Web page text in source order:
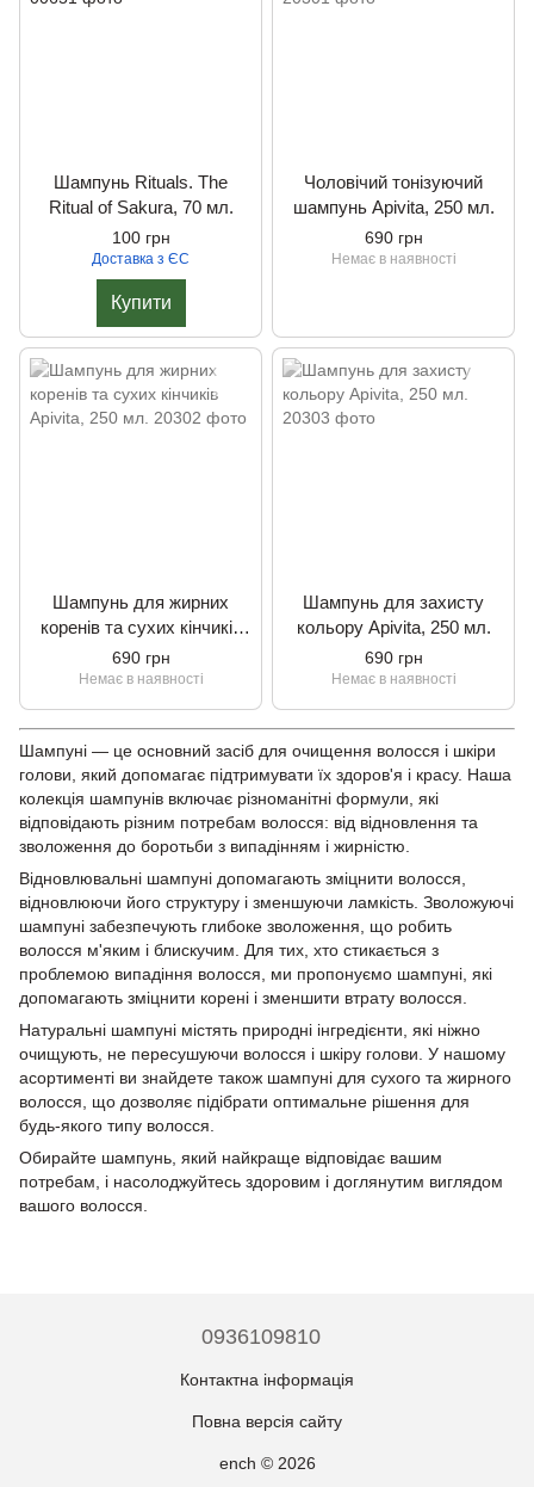
Шампунь Rituals. The
Ritual of Sakura, 70 мл.
100 грн
Доставка з ЄС
Купити
Чоловічий тонізуючий
шампунь Apivita, 250 мл.
690 грн
Немає в наявності
Шампунь для жирних
коренів та сухих кінчиків
Apivita, 250 мл.
690 грн
Немає в наявності
Шампунь для захисту
кольору Apivita, 250 мл.
690 грн
Немає в наявності
Шампуні — це основний засіб для очищення волосся і шкіри
голови, який допомагає підтримувати їх здоров'я і красу. Наша
колекція шампунів включає різноманітні формули, які
відповідають різним потребам волосся: від відновлення та
зволоження до боротьби з випадінням і жирністю.
Відновлювальні шампуні допомагають зміцнити волосся,
відновлюючи його структуру і зменшуючи ламкість. Зволожуючі
шампуні забезпечують глибоке зволоження, що робить
волосся м'яким і блискучим. Для тих, хто стикається з
проблемою випадіння волосся, ми пропонуємо шампуні, які
допомагають зміцнити корені і зменшити втрату волосся.
Натуральні шампуні містять природні інгредієнти, які ніжно
очищують, не пересушуючи волосся і шкіру голови. У нашому
асортименті ви знайдете також шампуні для сухого та жирного
волосся, що дозволяє підібрати оптимальне рішення для
будь-якого типу волосся.
Обирайте шампунь, який найкраще відповідає вашим
потребам, і насолоджуйтесь здоровим і доглянутим виглядом
вашого волосся.
0936109810
Контактна інформація
Повна версія сайту
ench © 2026